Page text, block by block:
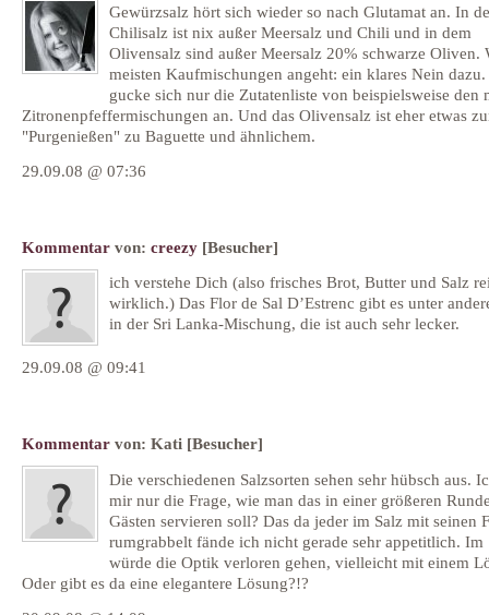
Gewürzsalz hört sich wieder so nach Glutamat an. In
Chilisalz ist nix außer Meersalz und Chili und in dem
Olivensalz sind außer Meersalz 20% schwarze Oliven.
meisten Kaufmischungen angeht: ein klares Nein
gucke sich nur die Zutatenliste von beispielsweise den
Zitronenpfeffermischungen an. Und das Olivensalz ist eher etwas
"Purgenießen" zu Baguette und ähnlichem.
29.09.08 @ 07:36
Kommentar von: creezy [Besucher]
ich verstehe Dich (also frisches Brot, Butter und Salz
wirklich.) Das Flor de Sal D’Estrenc gibt es unter
in der Sri Lanka-Mischung, die ist auch sehr lecker.
29.09.08 @ 09:41
Kommentar von: Kati [Besucher]
Die verschiedenen Salzsorten sehen sehr hübsch aus.
mir nur die Frage, wie man das in einer größeren
Gästen servieren soll? Das da jeder im Salz mit seinen
rumgrabbelt fände ich nicht gerade sehr appetitlich. Im
würde die Optik verloren gehen, vielleicht mit einem
Oder gibt es da eine elegantere Lösung?!?